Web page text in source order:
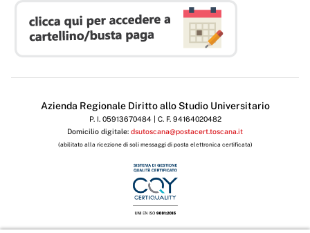
Azienda Regionale Diritto allo Studio Universitario
P. I. 05913670484 | C. F. 94164020482
Domicilio digitale: dsutoscana@postacert.toscana.it
(abilitato alla ricezione di soli messaggi di posta elettronica certificata)